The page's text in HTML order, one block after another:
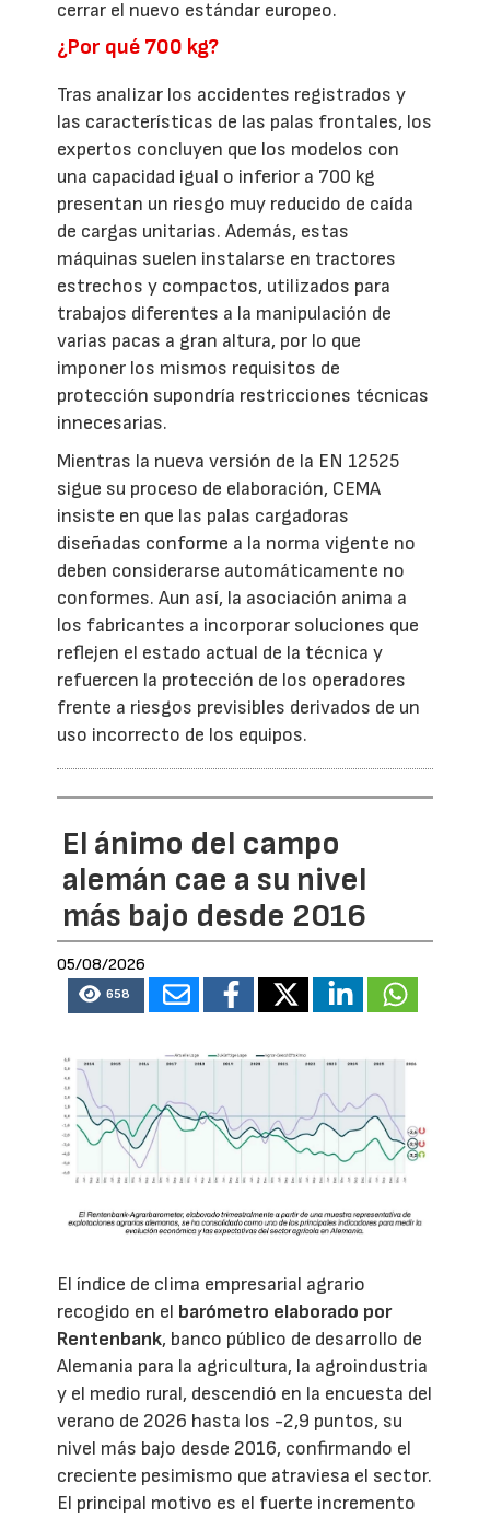
cerrar el nuevo estándar europeo.
¿Por qué 700 kg?
Tras analizar los accidentes registrados y
las características de las palas frontales, los
expertos concluyen que los modelos con
una capacidad igual o inferior a 700 kg
presentan un riesgo muy reducido de caída
de cargas unitarias. Además, estas
máquinas suelen instalarse en tractores
estrechos y compactos, utilizados para
trabajos diferentes a la manipulación de
varias pacas a gran altura, por lo que
imponer los mismos requisitos de
protección supondría restricciones técnicas
innecesarias.
Mientras la nueva versión de la EN 12525
sigue su proceso de elaboración, CEMA
insiste en que las palas cargadoras
diseñadas conforme a la norma vigente no
deben considerarse automáticamente no
conformes. Aun así, la asociación anima a
los fabricantes a incorporar soluciones que
reflejen el estado actual de la técnica y
refuercen la protección de los operadores
frente a riesgos previsibles derivados de un
uso incorrecto de los equipos.
El ánimo del campo
alemán cae a su nivel
más bajo desde 2016
05/08/2026
658
El índice de clima empresarial agrario
recogido en el barómetro elaborado por
Rentenbank, banco público de desarrollo de
Alemania para la agricultura, la agroindustria
y el medio rural, descendió en la encuesta del
verano de 2026 hasta los -2,9 puntos, su
nivel más bajo desde 2016, confirmando el
creciente pesimismo que atraviesa el sector.
El principal motivo es el fuerte incremento